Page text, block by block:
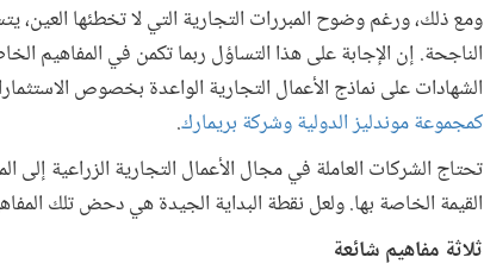
ومع ذلك، ورغم وضوح المبررات التجارية التي لا تخطئها العين،
الناجحة. إن الإجابة على هذا التساؤل ربما تكمن في المفاهيم
الشهادات على نماذج الأعمال التجارية الواعدة بخصوص
كمجموعة موندليز الدولية وشركة بريمارك.
تحتاج الشركات العاملة في مجال الأعمال التجارية الزراعية
القيمة الخاصة بها. ولعل نقطة البداية الجيدة هي دحض تلك
ثلاثة مفاهيم شائعة